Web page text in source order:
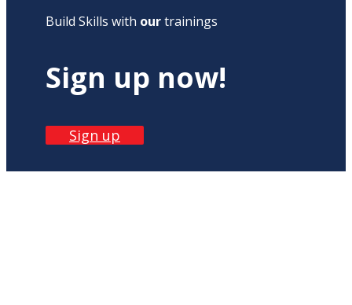
Build Skills with ourtrainings
Sign up now!
Sign up